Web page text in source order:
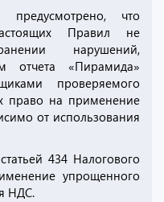
что
Правил не
нарушений,
отчета «Пирамида»
проверяемого
право на применение
от использования
434 Налогового
упрощенного
НДС.